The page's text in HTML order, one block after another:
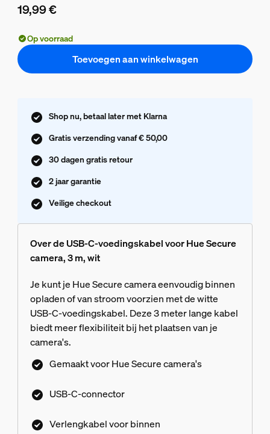
19,99 €
Op voorraad
Toevoegen aan winkelwagen
Shop nu, betaal later met Klarna
Gratis verzending vanaf € 50,00
30 dagen gratis retour
2 jaar garantie
Veilige checkout
Over de USB-C-voedingskabel voor Hue Secure
camera, 3 m, wit
Je kunt je Hue Secure camera eenvoudig binnen
opladen of van stroom voorzien met de witte
USB-C-voedingskabel. Deze 3 meter lange kabel
biedt meer flexibiliteit bij het plaatsen van je
camera's.
Gemaakt voor Hue Secure camera's
USB-C-connector
Verlengkabel voor binnen